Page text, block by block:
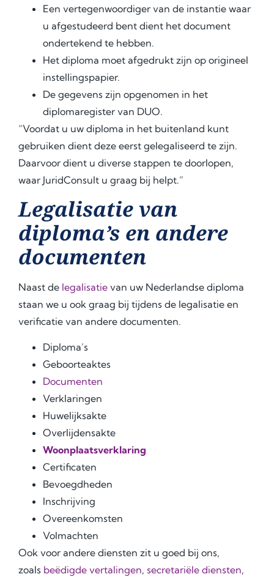
Een vertegenwoordiger van de instantie waar
u afgestudeerd bent dient het document
ondertekend te hebben.
Het diploma moet afgedrukt zijn op origineel
instellingspapier.
De gegevens zijn opgenomen in het
diplomaregister van DUO.
“Voordat u uw diploma in het buitenland kunt
gebruiken dient deze eerst gelegaliseerd te zijn.
Daarvoor dient u diverse stappen te doorlopen,
waar JuridConsult u graag bij helpt.”
Legalisatie van
diploma’s en andere
documenten
Naast de legalisatie van uw Nederlandse diploma
staan we u ook graag bij tijdens de legalisatie en
verificatie van andere documenten.
Diploma’s
Geboorteaktes
Documenten
Verklaringen
Huwelijksakte
Overlijdensakte
Woonplaatsverklaring
Certificaten
Bevoegdheden
Inschrijving
Overeenkomsten
Volmachten
Ook voor andere diensten zit u goed bij ons,
zoals beëdigde vertalingen, secretariële diensten,